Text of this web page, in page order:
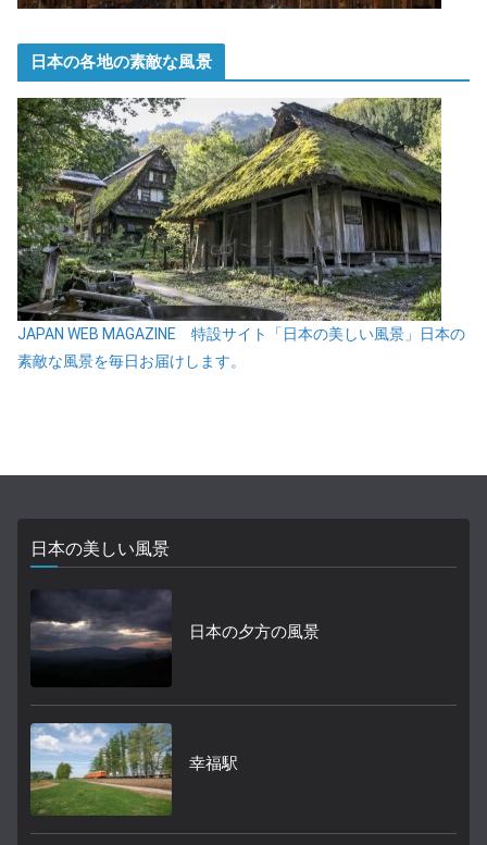
日本の各地の素敵な風景
JAPAN WEB MAGAZINE 特設サイト「日本の美しい風景」日本の
素敵な風景を毎日お届けします。
日本の美しい風景
日本の夕方の風景
幸福駅